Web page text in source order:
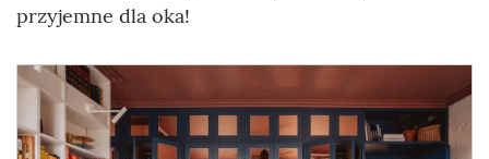
przyjemne dla oka!